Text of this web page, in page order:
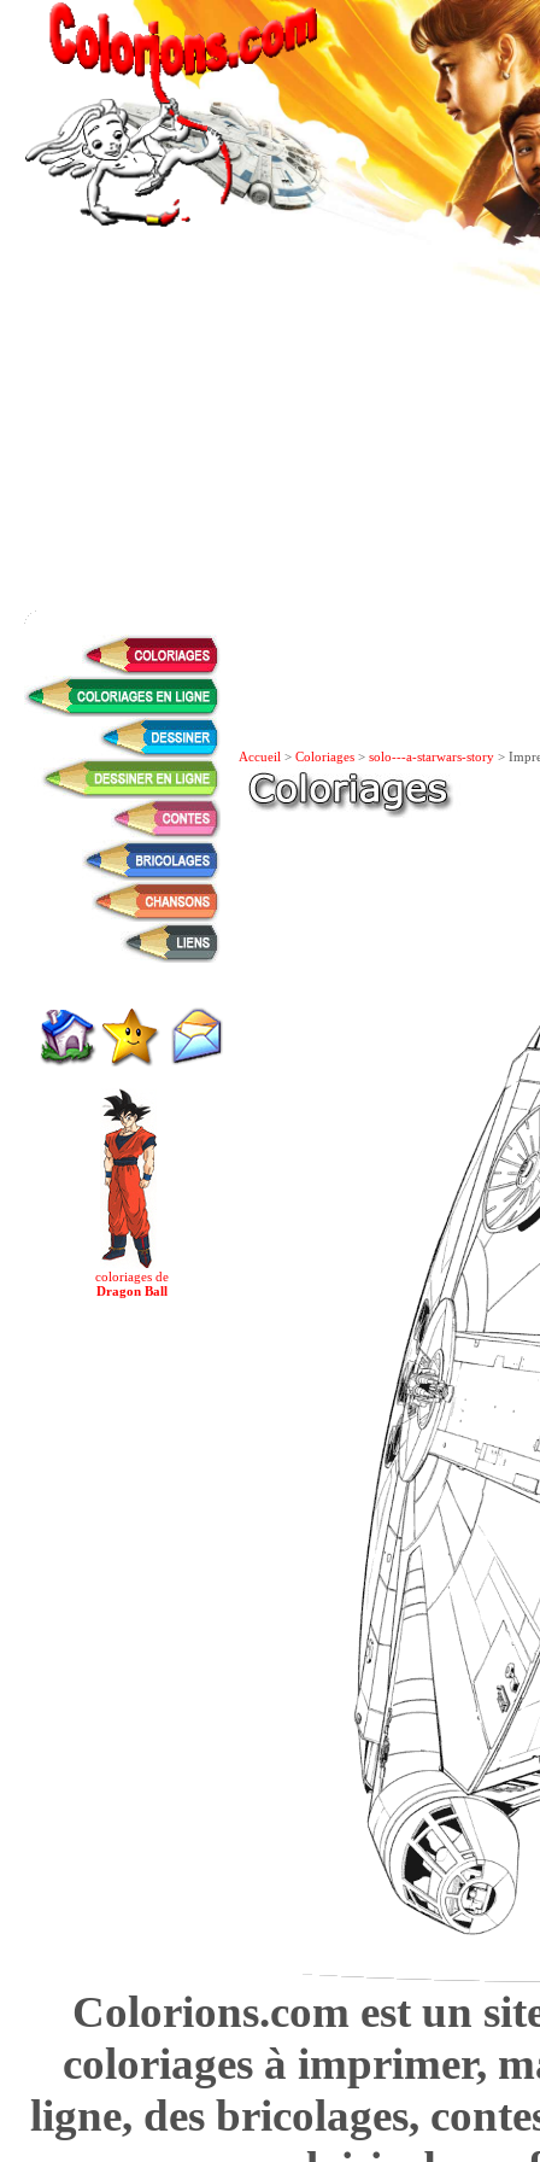
coloriages de
Dragon Ball
Accueil > Coloriages > solo---a-starwars-story >
Colorions.com est un
coloriages à imprimer,
ligne, des bricolages,